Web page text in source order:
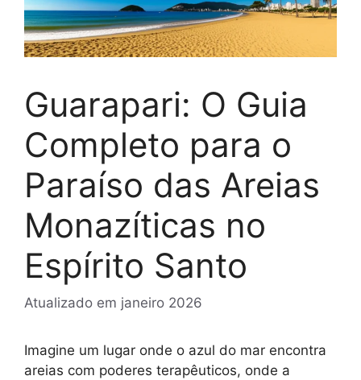
Guarapari: O Guia
Completo para o
Paraíso das Areias
Monazíticas no
Espírito Santo
Atualizado em janeiro 2026
Imagine um lugar onde o azul do mar encontra
areias com poderes terapêuticos, onde a